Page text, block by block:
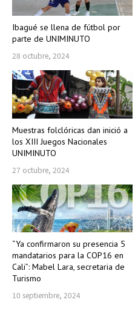
Ibagué se llena de fútbol por
parte de UNIMINUTO
28 octubre, 2024
Muestras folclóricas dan inició a
los XIII Juegos Nacionales
UNIMINUTO
27 octubre, 2024
“Ya confirmaron su presencia 5
mandatarios para la COP16 en
Cali”: Mabel Lara, secretaria de
Turismo
10 septiembre, 2024